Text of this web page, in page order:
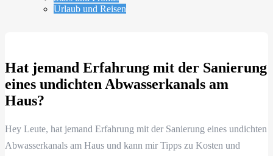
Urlaub und Reisen
Hat jemand Erfahrung mit der Sanierung
eines undichten Abwasserkanals am
Haus?
Hey Leute, hat jemand Erfahrung mit der Sanierung eines undichten
Abwasserkanals am Haus und kann mir Tipps zu Kosten und